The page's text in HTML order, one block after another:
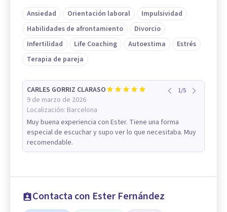
Ansiedad Orientación laboral
Impulsividad
Habilidades de afrontamiento
Divorcio
Infertilidad
Life Coaching Autoestima
Estrés
Terapia de pareja
CARLES GORRIZ CLARASO
9 de marzo de 2026
Localización: Barcelona
1/5
Muy buena experiencia con Ester. Tiene una forma
especial de escuchar y supo ver lo que necesitaba. Muy
recomendable.
Contacta con Ester Fernández